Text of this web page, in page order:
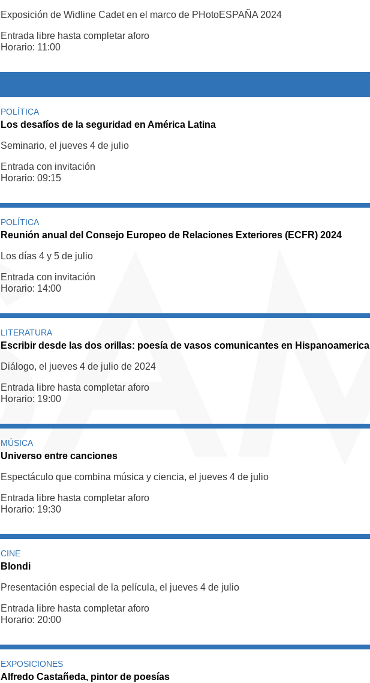
Exposición de Widline Cadet en el marco de PHotoESPAÑA 2024
Entrada libre hasta completar aforo
Horario: 11:00
POLÍTICA
Los desafíos de la seguridad en América Latina
Seminario, el jueves 4 de julio
Entrada con invitación
Horario: 09:15
POLÍTICA
Reunión anual del Consejo Europeo de Relaciones Exteriores (ECFR) 2024
Los días 4 y 5 de julio
Entrada con invitación
Horario: 14:00
LITERATURA
Escribir desde las dos orillas: poesía de vasos comunicantes en Hispanoamerica
Diálogo, el jueves 4 de julio de 2024
Entrada libre hasta completar aforo
Horario: 19:00
MÚSICA
Universo entre canciones
Espectáculo que combina música y ciencia, el jueves 4 de julio
Entrada libre hasta completar aforo
Horario: 19:30
CINE
Blondi
Presentación especial de la película, el jueves 4 de julio
Entrada libre hasta completar aforo
Horario: 20:00
EXPOSICIONES
Alfredo Castañeda, pintor de poesías